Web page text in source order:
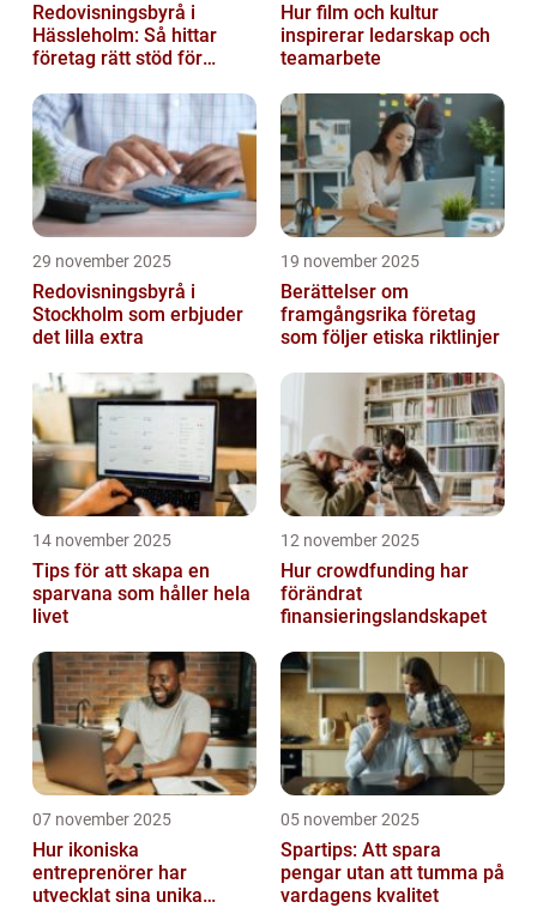
Redovisningsbyrå i
Hässleholm: Så hittar
företag rätt stöd för
Hur film och kultur
inspirerar ledarskap och
teamarbete
29 november 2025
Redovisningsbyrå i
Stockholm som erbjuder
det lilla extra
19 november 2025
Berättelser om
framgångsrika företag
som följer etiska riktlinjer
14 november 2025
Tips för att skapa en
sparvana som håller hela
livet
12 november 2025
Hur crowdfunding har
förändrat
finansieringslandskapet
07 november 2025
Hur ikoniska
entreprenörer har
utvecklat sina unika
05 november 2025
Spartips: Att spara
pengar utan att tumma på
vardagens kvalitet